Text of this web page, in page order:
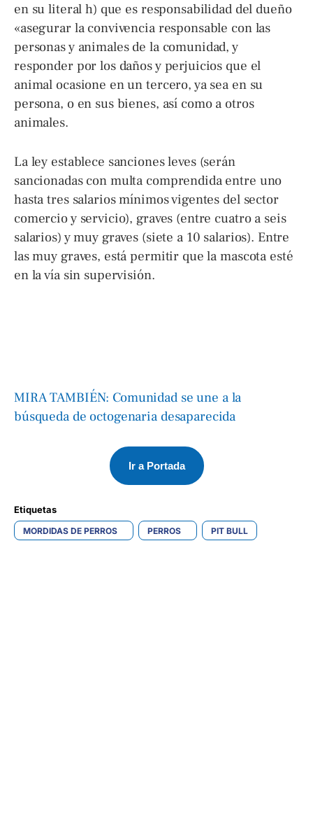
en su literal h) que es responsabilidad del dueño
«asegurar la convivencia responsable con las
personas y animales de la comunidad, y
responder por los daños y perjuicios que el
animal ocasione en un tercero, ya sea en su
persona, o en sus bienes, así como a otros
animales.
La ley establece sanciones leves (serán
sancionadas con multa comprendida entre uno
hasta tres salarios mínimos vigentes del sector
comercio y servicio), graves (entre cuatro a seis
salarios) y muy graves (siete a 10 salarios). Entre
las muy graves, está permitir que la mascota esté
en la vía sin supervisión.
MIRA TAMBIÉN: Comunidad se une a la
búsqueda de octogenaria desaparecida
Ir a Portada
Etiquetas
MORDIDAS DE PERROS PERROS PIT BULL